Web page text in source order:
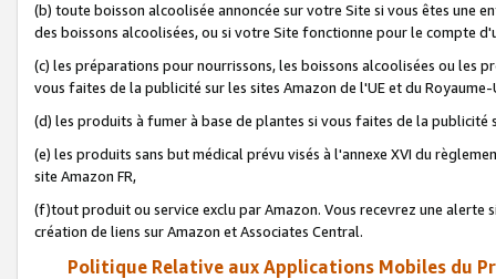
(b) toute boisson alcoolisée annoncée sur votre Site si vous êtes une
des boissons alcoolisées, ou si votre Site fonctionne pour le compte
(c) les préparations pour nourrissons, les boissons alcoolisées ou les
vous faites de la publicité sur les sites Amazon de l'UE et du Royaume-
(d) les produits à fumer à base de plantes si vous faites de la publicité
(e) les produits sans but médical prévu visés à l'annexe XVI du
site Amazon FR,
(f)tout produit ou service exclu par Amazon. Vous recevrez une alerte
création de liens sur Amazon et Associates Central.
Politique Relative aux Applications Mobiles du